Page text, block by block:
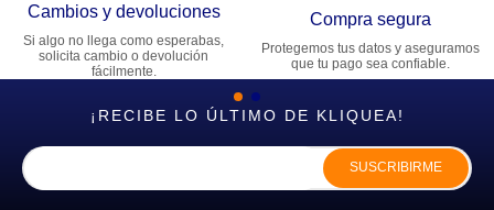
Cambios y devoluciones
Si algo no llega como esperabas,
solicita cambio o devolución
fácilmente.
Compra segura
Protegemos tus datos y aseguramos
que tu pago sea confiable.
¡RECIBE LO ÚLTIMO DE KLIQUEA!
SUSCRIBIRME